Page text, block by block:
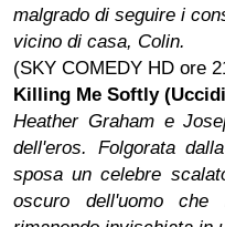
malgrado di seguire i
vicino di casa, Colin.
(SKY COMEDY HD ore
Killing Me Softly
Heather Graham e
dell'eros. Folgorata
sposa un celebre
oscuro dell'uomo che